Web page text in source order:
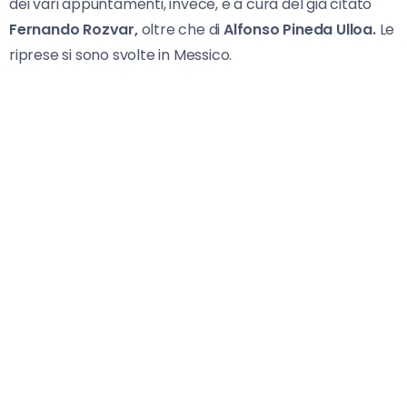
dei vari appuntamenti, invece, è a cura del già citato
Fernando Rozvar,oltre che diAlfonso Pineda Ulloa.Le
riprese si sono svolte in Messico.